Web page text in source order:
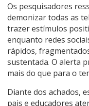
Os pesquisadores
demonizar todas as
trazer estímulos
enquanto redes
rápidos,
sustentada. O alerta
mais do que para o
Diante dos achados,
pais e educadores